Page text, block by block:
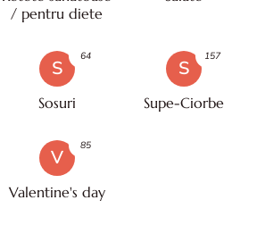
/ pentru diete
S
Sosuri
64
S
Supe-Ciorbe
157
V
Valentine's day
85